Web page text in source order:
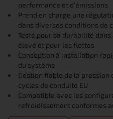
performance et d'émissions
Prend en charge une
dans diverses conditions de
Testé pour sa durabilité
élevé et pour les flottes
Conception à installation
du système
Gestion fiable de la pression
cycles de conduite EU
Compatible avec les
refroidissement conformes